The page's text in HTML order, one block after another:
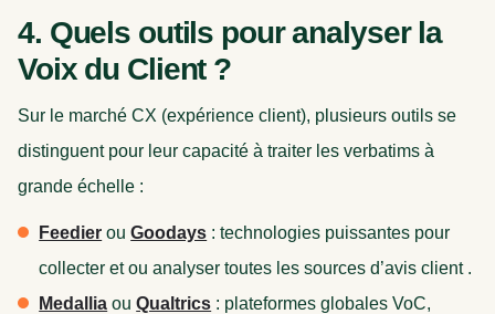
4. Quels outils pour analyser la
Voix du Client ?
Sur le marché CX (expérience client), plusieurs outils se
distinguent pour leur capacité à traiter les verbatims à
grande échelle :
Feedier ouGoodays : technologies puissantes pour
collecter et ou analyser toutes les sources d’avis client .
Medallia ouQualtrics : plateformes globales VoC,